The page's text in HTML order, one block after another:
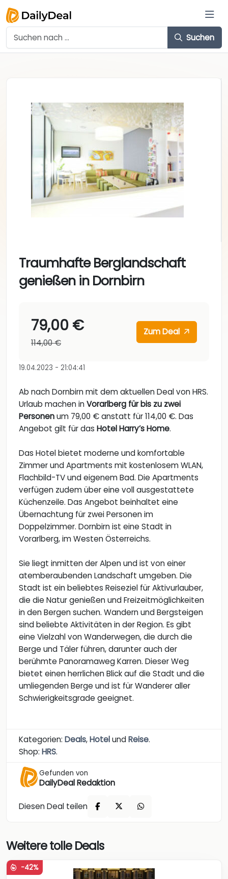
Suchen
Traumhafte Berglandschaft
genießen in Dornbirn
79,00 €
114,00 €
Zum Deal
19.04.2023 - 21:04:41
Ab nach Dornbirn mit dem aktuellen Deal von HRS.
Urlaub machen inVorarlberg für bis zu zwei
Personenum 79,00 € anstatt für 114,00 €. Das
Angebot gilt für das Hotel Harry’s Home.
Das Hotel bietet moderne und komfortable
Zimmer und Apartments mit kostenlosem WLAN,
Flachbild-TV und eigenem Bad. Die Apartments
verfügen zudem über eine voll ausgestattete
Küchenzeile. Das Angebot beinhaltet eine
Übernachtung für zwei Personen im
Doppelzimmer. Dornbirn ist eine Stadt in
Vorarlberg, im Westen Österreichs.
Sie liegt inmitten der Alpen und ist von einer
atemberaubenden Landschaft umgeben. Die
Stadt ist ein beliebtes Reiseziel für Aktivurlauber,
die die Natur genießen und Freizeitmöglichkeiten
in den Bergen suchen. Wandern und Bergsteigen
sind beliebte Aktivitäten in der Region. Es gibt
eine Vielzahl von Wanderwegen, die durch die
Berge und Täler führen, darunter auch der
berühmte Panoramaweg Karren. Dieser Weg
bietet einen herrlichen Blick auf die Stadt und die
umliegenden Berge und ist für Wanderer aller
Schwierigkeitsgrade geeignet.
Kategorien: Deals,HotelundReise.
Shop: HRS.
Gefunden von
DailyDeal Redaktion
Diesen Deal teilen
Weitere tolle Deals
-42%